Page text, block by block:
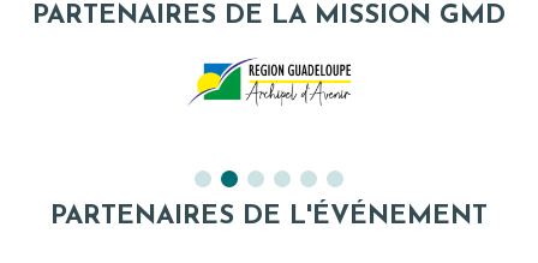
PARTENAIRES DE LA MISSION GMD
PARTENAIRES DE L'ÉVÉNEMENT